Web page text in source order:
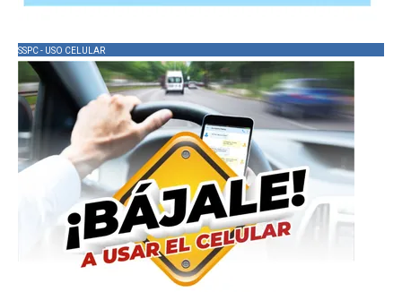
SSPC - USO CELULAR